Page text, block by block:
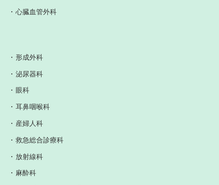
心臓血管外科
形成外科
泌尿器科
眼科
耳鼻咽喉科
産婦人科
救急総合診療科
放射線科
麻酔科